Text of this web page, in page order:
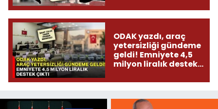
ODAK yazdı, araç
yetersizliği gündeme
geldi! Emniyete 4,5
milyon liralık destek